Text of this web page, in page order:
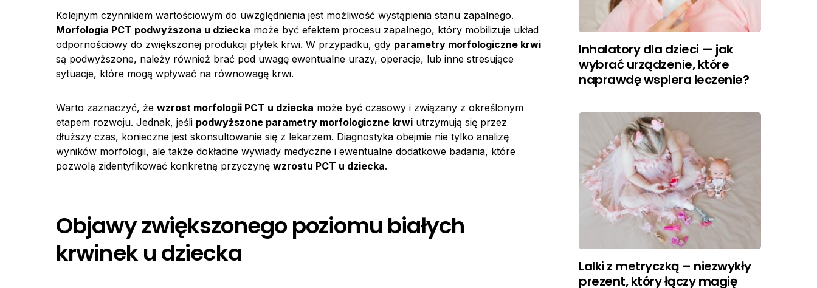
Kolejnym czynnikiem wartościowym do uwzględnienia jest możliwość wystąpienia stanu zapalnego.
Morfologia PCT podwyższona u dziecka może być efektem procesu zapalnego, który mobilizuje układ
odpornościowy do zwiększonej produkcji płytek krwi. W przypadku, gdy parametry morfologiczne krwi
są podwyższone, należy również brać pod uwagę ewentualne urazy, operacje, lub inne stresujące
sytuacje, które mogą wpływać na równowagę krwi.
Warto zaznaczyć, że wzrost morfologii PCT u dziecka może być czasowy i związany z określonym
etapem rozwoju. Jednak, jeśli podwyższone parametry morfologiczne krwi utrzymują się przez
dłuższy czas, konieczne jest skonsultowanie się z lekarzem. Diagnostyka obejmie nie tylko analizę
wyników morfologii, ale także dokładne wywiady medyczne i ewentualne dodatkowe badania, które
pozwolą zidentyfikować konkretną przyczynę wzrostu PCT u dziecka.
Objawy zwiększonego poziomu białych
krwinek u dziecka
Inhalatory dla dzieci — jak
wybrać urządzenie, które
naprawdę wspiera leczenie?
Lalki z metryczką – niezwykły
prezent, który łączy magię